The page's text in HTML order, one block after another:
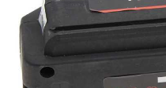
Skil
Smartwood
Smeg
Snapper